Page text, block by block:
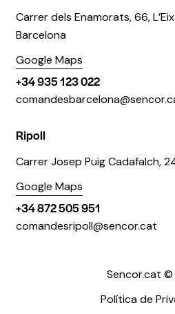
Carrer dels Enamorats, 66,
Barcelona
Google Maps
+34 935 123 022
Ripoll
Carrer Josep Puig Cadafalch,
Google Maps
+34 872 505 951
comandesripoll@sencor.cat
Sencor.cat
Política de